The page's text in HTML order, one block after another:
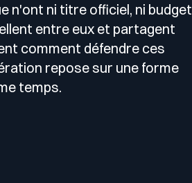
n'ont ni titre officiel, ni budget
entre eux et partagent
comment défendre ces
repose sur une forme
temps.